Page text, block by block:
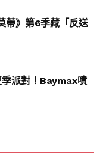
蒂》第6季藏「反送
派對！Baymax噴